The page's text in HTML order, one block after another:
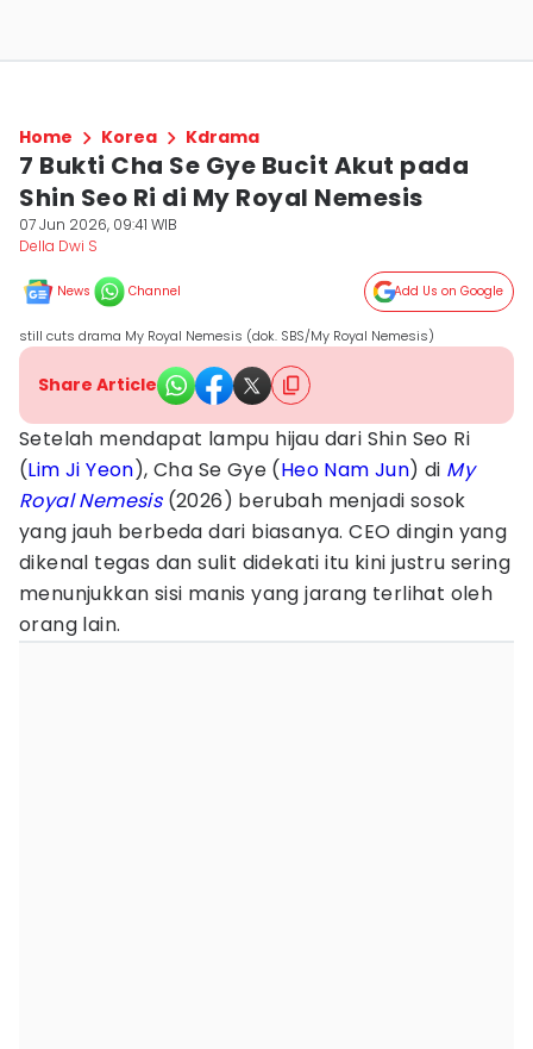
Home Korea Kdrama
7 Bukti Cha Se Gye Bucit Akut pada
Shin Seo Ri di My Royal Nemesis
07 Jun 2026, 09:41 WIB
Della Dwi S
News Channel Add Us on Google
still cuts drama My Royal Nemesis (dok. SBS/My Royal Nemesis)
Share Article
Setelah mendapat lampu hijau dari Shin Seo Ri
(Lim Ji Yeon), Cha Se Gye (Heo Nam Jun) di My
Royal Nemesis(2026) berubah menjadi sosok
yang jauh berbeda dari biasanya. CEO dingin yang
dikenal tegas dan sulit didekati itu kini justru sering
menunjukkan sisi manis yang jarang terlihat oleh
orang lain.